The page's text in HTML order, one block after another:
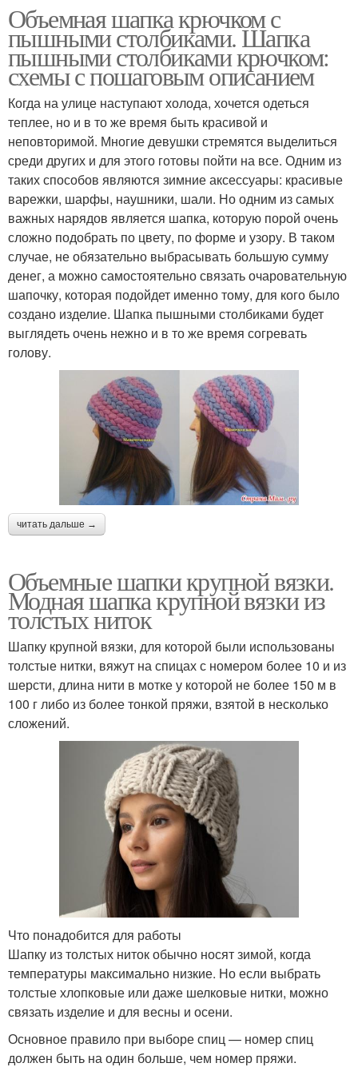
Объемная шапка крючком с
пышными столбиками. Шапка
пышными столбиками крючком:
схемы с пошаговым описанием
Когда на улице наступают холода, хочется одеться
теплее, но и в то же время быть красивой и
неповторимой. Многие девушки стремятся выделиться
среди других и для этого готовы пойти на все. Одним из
таких способов являются зимние аксессуары: красивые
варежки, шарфы, наушники, шали. Но одним из самых
важных нарядов является шапка, которую порой очень
сложно подобрать по цвету, по форме и узору. В таком
случае, не обязательно выбрасывать большую сумму
денег, а можно самостоятельно связать очаровательную
шапочку, которая подойдет именно тому, для кого было
создано изделие. Шапка пышными столбиками будет
выглядеть очень нежно и в то же время согревать
голову.
читать дальше →
Объемные шапки крупной вязки.
Модная шапка крупной вязки из
толстых ниток
Шапку крупной вязки, для которой были использованы
толстые нитки, вяжут на спицах с номером более 10 и из
шерсти, длина нити в мотке у которой не более 150 м в
100 г либо из более тонкой пряжи, взятой в несколько
сложений.
Что понадобится для работы
Шапку из толстых ниток обычно носят зимой, когда
температуры максимально низкие. Но если выбрать
толстые хлопковые или даже шелковые нитки, можно
связать изделие и для весны и осени.
Основное правило при выборе спиц — номер спиц
должен быть на один больше, чем номер пряжи.